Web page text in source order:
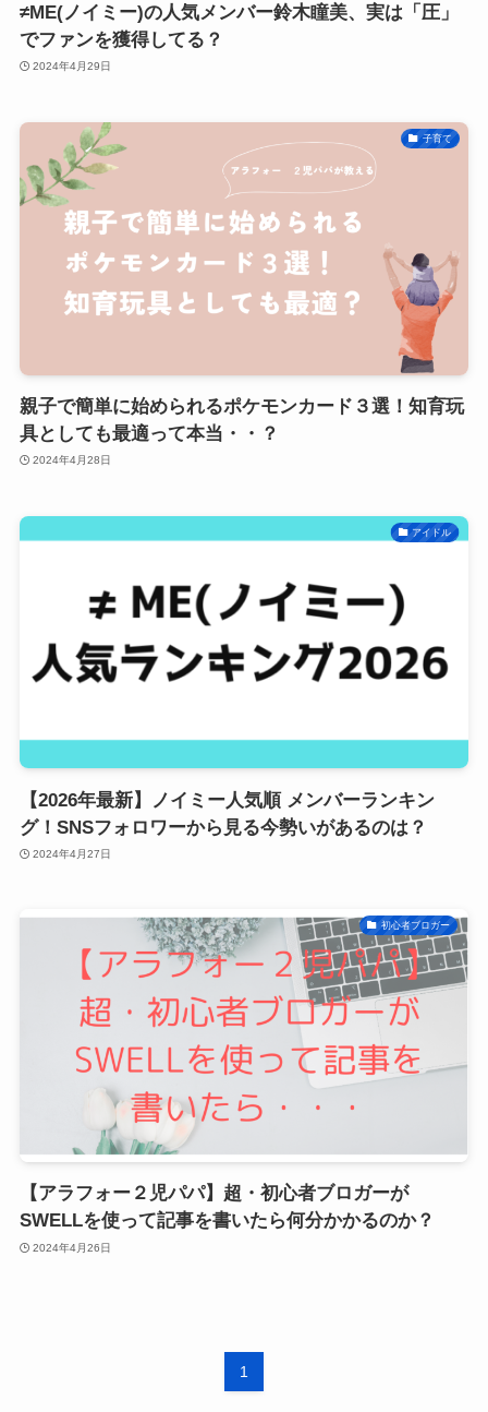
≠ME(ノイミー)の人気メンバー鈴木瞳美、実は「圧」
でファンを獲得してる？
2024年4月29日
子育て
親子で簡単に始められるポケモンカード３選！知育玩
具としても最適って本当・・？
2024年4月28日
アイドル
【2026年最新】ノイミー人気順 メンバーランキン
グ！SNSフォロワーから見る今勢いがあるのは？
2024年4月27日
初心者ブロガー
【アラフォー２児パパ】超・初心者ブロガーが
SWELLを使って記事を書いたら何分かかるのか？
2024年4月26日
1